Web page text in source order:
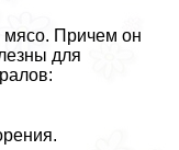
мясо. Причем он
для